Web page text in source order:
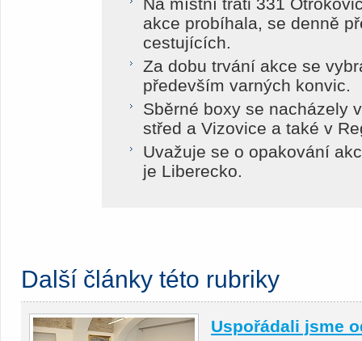
Na místní trati 331
akce probíhala, se denně
cestujících.
Za dobu trvání akce se
především varných konvic.
Sběrné boxy se nacházely
střed a Vizovice a také v
Uvažuje se o opakování
je Liberecko.
Další články této rubriky
Uspořádali jsme